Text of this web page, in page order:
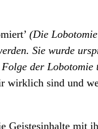
(Die
Sie wurde
der
wirklich sind und
mit